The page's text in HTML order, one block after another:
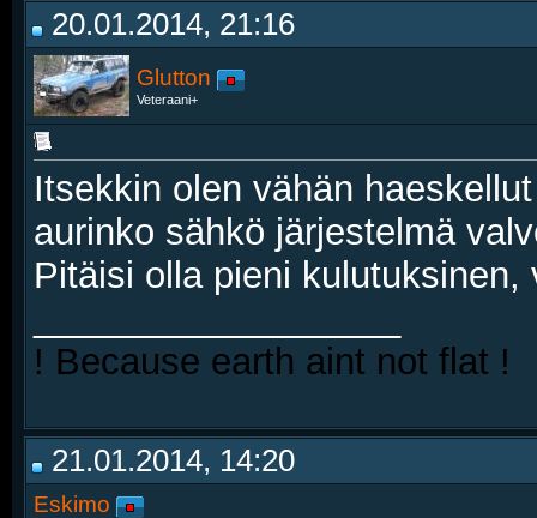
20.01.2014, 21:16
Glutton
Veteraani+
Itsekkin olen vähän
aurinko sähkö järjestelmä
Pitäisi olla pieni
! Because earth aint not flat !
21.01.2014, 14:20
Eskimo